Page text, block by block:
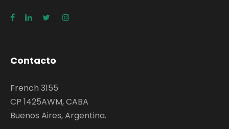
Contacto
French 3155
CP 1425AWM, CABA
Buenos Aires, Argentina.